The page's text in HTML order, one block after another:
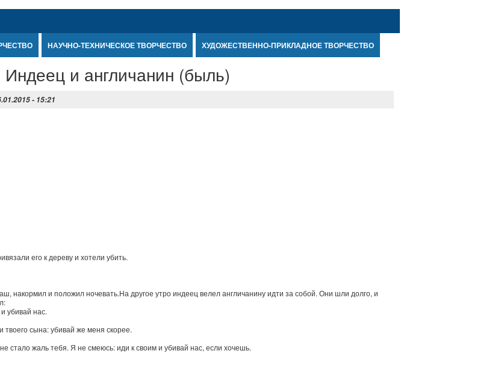
НАУЧНО-ТЕХНИЧЕСКОЕ ТВОРЧЕСТВО ХУДОЖЕСТВЕННО-ПРИКЛАДНОЕ ТВОРЧЕСТВО
и англичанин (быль)
- 15:21
его к дереву и хотели убить.
накормил и положил ночевать.На другое утро индеец велел англичанину идти за собой. Они шли долго, и
убивай нас.
сына: убивай же меня скорее.
стало жаль тебя. Я не смеюсь: иди к своим и убивай нас, если хочешь.